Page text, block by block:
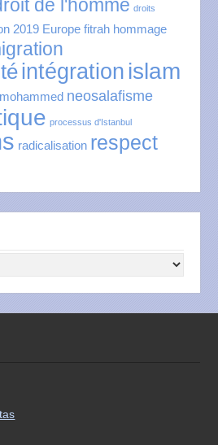
de l'homme droits
2019 Europe fitrah hommage
intégration islam
mohammed neosalafisme
processus d'Istanbul
radicalisation respect